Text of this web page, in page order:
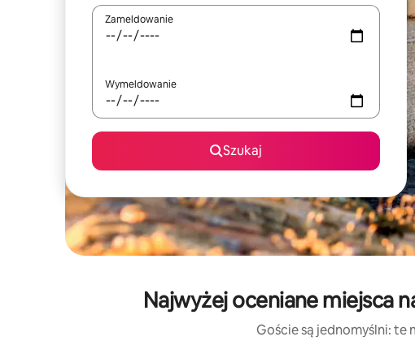
Zameldowanie
Wymeldowanie
Szukaj
Najwyżej oceniane miejsca
Goście są jednomyślni: te